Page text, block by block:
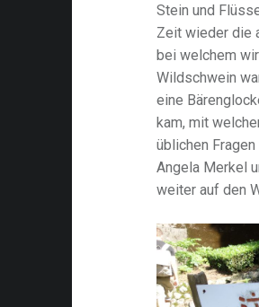
Stein und
Zeit wieder die
bei welchem
Wildschwein
eine
kam, mit
üblichen
Angela Merkel
weiter auf den